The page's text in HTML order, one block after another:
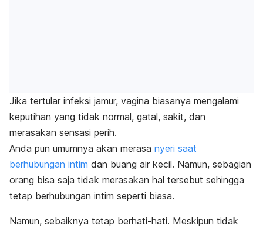
Jika tertular infeksi jamur, vagina biasanya mengalami
keputihan yang tidak normal, gatal, sakit, dan
merasakan sensasi perih.
Anda pun umumnya akan merasa nyeri saat
berhubungan intim dan buang air kecil. Namun, sebagian
orang bisa saja tidak merasakan hal tersebut sehingga
tetap berhubungan intim seperti biasa.
Namun, sebaiknya tetap berhati-hati. Meskipun tidak